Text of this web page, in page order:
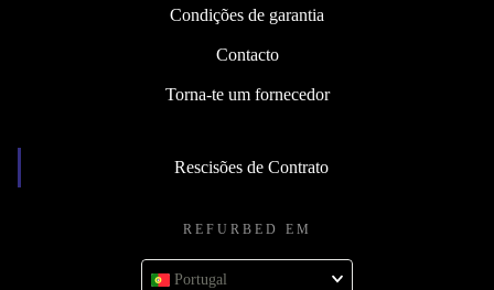
Condições de garantia
Contacto
Torna-te um fornecedor
Rescisões de Contrato
REFURBED EM
Portugal